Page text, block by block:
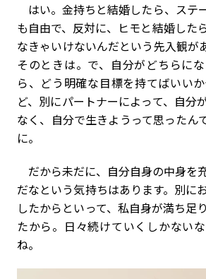
はい。金持ちと結婚したら、ステ
も自由で、反対に、ヒモと結婚した
なきゃいけないんだという先入観が
そのときは。で、自分がどちらに
ら、どう明確な目標を持てばいい
ど、別にパートナーによって、自分
なく、自分で生きようって思ったん
に。
だから未だに、自分自身の中身を
だなという気持ちはあります。別に
したからといって、私自身が満ち足
たから。日々続けていくしかない
ね。